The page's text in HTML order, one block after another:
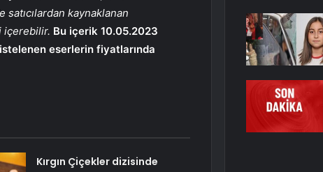
kaynaklanan
içerebilir. Bu içerik 10.05.2023
eserlerin fiyatlarında
Kırgın Çiçekler dizisinde